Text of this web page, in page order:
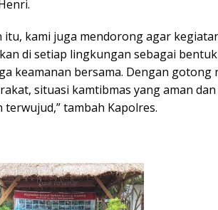
itu, kami juga mendorong agar
di setiap lingkungan sebagai
keamanan bersama. Dengan gotong
situasi kamtibmas yang aman
terwujud,” tambah Kapolres.